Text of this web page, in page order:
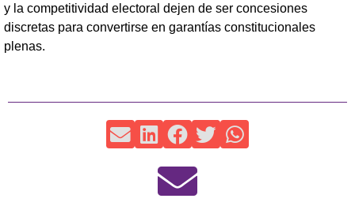
y la competitividad electoral dejen de ser concesiones
discretas para convertirse en garantías constitucionales
plenas.